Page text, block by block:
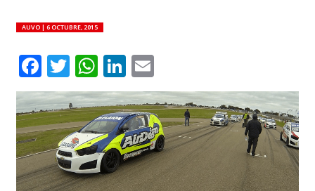
AUVO | 6 OCTUBRE, 2015
Facebook
Twitter
WhatsApp
LinkedIn
Email